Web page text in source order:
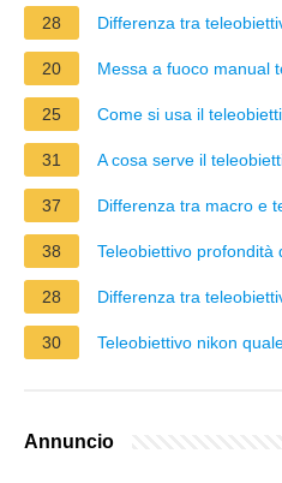
28 Differenza tra
20 Messa a fuoco manual
25 Come si usa il
31 A cosa serve il
37 Differenza tra macro e
38 Teleobiettivo profondità
28 Differenza tra
30 Teleobiettivo nikon
Annuncio